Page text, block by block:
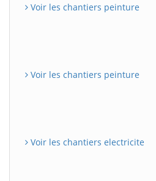
Voir les chantiers peinture
Voir les chantiers peinture
Voir les chantiers electricite